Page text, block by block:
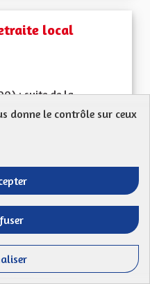
local
: suite de la
un Régime de...
: Les solidarités, les soins
liens, l'implication
LA PROPOSITIONCRÉER
donne le contrôle sur ceux